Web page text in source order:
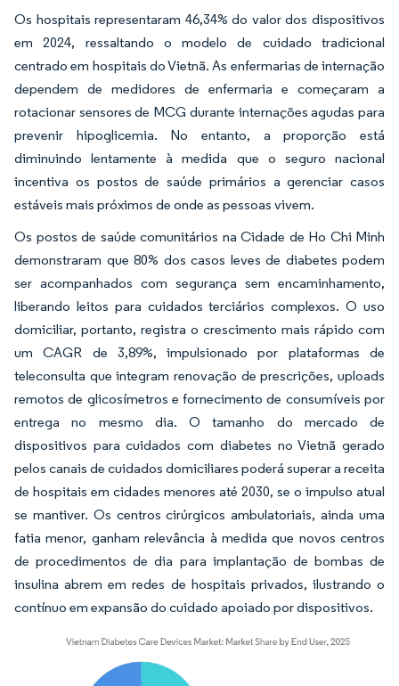
Os hospitais representaram 46,34% do valor dos dispositivos
em 2024, ressaltando o modelo de cuidado tradicional
centrado em hospitais do Vietnã. As enfermarias de internação
dependem de medidores de enfermaria e começaram a
rotacionar sensores de MCG durante internações agudas para
prevenir hipoglicemia. No entanto, a proporção está
diminuindo lentamente à medida que o seguro nacional
incentiva os postos de saúde primários a gerenciar casos
estáveis mais próximos de onde as pessoas vivem.
Os postos de saúde comunitários na Cidade de Ho Chi Minh
demonstraram que 80% dos casos leves de diabetes podem
ser acompanhados com segurança sem encaminhamento,
liberando leitos para cuidados terciários complexos. O uso
domiciliar, portanto, registra o crescimento mais rápido com
um CAGR de 3,89%, impulsionado por plataformas de
teleconsulta que integram renovação de prescrições, uploads
remotos de glicosímetros e fornecimento de consumíveis por
entrega no mesmo dia. O tamanho do mercado de
dispositivos para cuidados com diabetes no Vietnã gerado
pelos canais de cuidados domiciliares poderá superar a receita
de hospitais em cidades menores até 2030, se o impulso atual
se mantiver. Os centros cirúrgicos ambulatoriais, ainda uma
fatia menor, ganham relevância à medida que novos centros
de procedimentos de dia para implantação de bombas de
insulina abrem em redes de hospitais privados, ilustrando o
contínuo em expansão do cuidado apoiado por dispositivos.